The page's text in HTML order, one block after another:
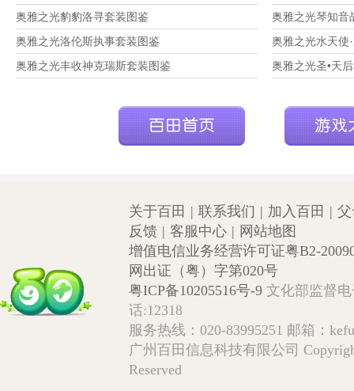
奥雅之光豹豹洛寻套装图鉴
奥雅之光洛伦斯执事套装图鉴
奥雅之光丰收神克瑞斯套装图鉴
奥雅之光琴知音
奥雅之光水天使
奥雅之光圣•天
关于百田 | 联系我们 | 加入百田 |
反馈 | 客服中心 | 网站地图
增值电信业务经营许可证粤B2-
网出证（粤）字第020号
粤ICP备10205516号-9 文化部监督
话:12318
服务热线：020-83995251 邮箱：
广州百田信息科技有限公司
Reserved